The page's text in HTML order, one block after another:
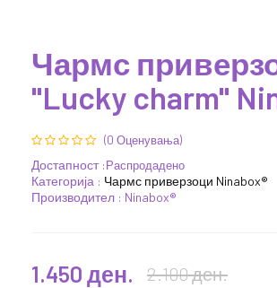
Чармс
"Lucky charm"
(0 Оценувања)
Достапност :Распродадено
Категорија : Чармс приверзоци Ninabox®
Производител : Ninabox®
1.450 ден. 2.100 ден.